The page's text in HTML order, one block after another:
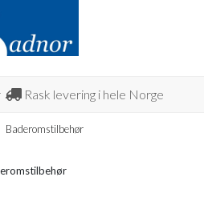
Rask levering i hele Norge
Baderomstilbehør